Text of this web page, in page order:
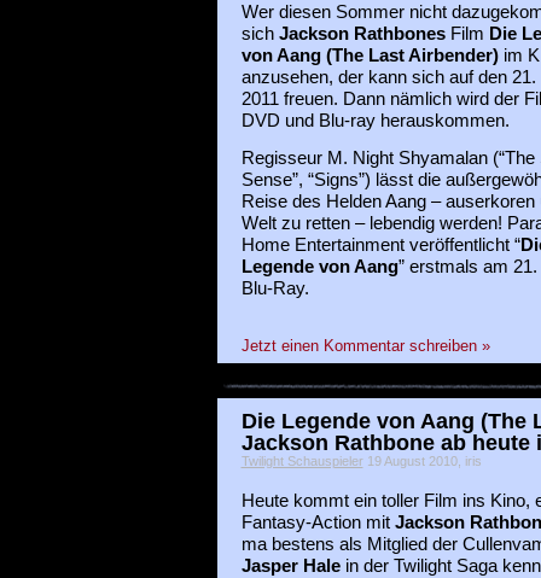
Wer diesen Sommer nicht
sich Jackson RathbonesFilm Die
von Aang (The Last Airbender)im
anzusehen, der kann sich auf den 21.
2011 freuen. Dann nämlich wird der
DVD und Blu-ray herauskommen.
Regisseur M. Night Shyamalan (“The
Sense”, “Signs”) lässt die
Reise des Helden Aang – auserkoren
Welt zu retten – lebendig werden!
Home Entertainment veröffentlicht “
Legende von Aang” erstmals am
Blu-Ray.
Jetzt einen Kommentar schreiben »
Die Legende von Aang (The
Jackson Rathbone ab heute
Twilight Schauspieler19 August 2010, iris
Heute kommt ein toller Film ins Kino,
Fantasy-Action mit Jackson
ma bestens als Mitglied der
Jasper Halein der Twilight Saga